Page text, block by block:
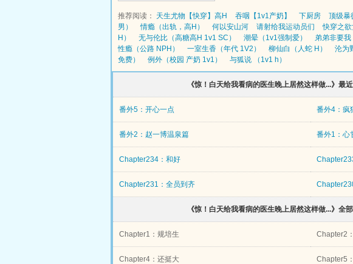
推荐阅读： 天生尤物【快穿】高H 吞咽【1v1产奶】 下厨房 顶级暴
男）
情瘾（出轨，高H） 何以安山河 请射给我运动员们 快穿之
H）
无与伦比（高糖高H 1v1 SC） 潮晕（1v1强制爱） 弟弟非要我
性瘾（公路 NPH）
一室生香（年代 1V2） 柳仙白（人蛇 H） 沦为
免费）
例外（校园 产奶 1v1） 与狐说 （1v1 h）
《惊！白天给我看病的医生晚上居然这样做...》最
番外5：开心一点 番外4：疯
番外2：赵一博温泉篇 番外1：心
Chapter234：和好
Chapter231：全员到齐
《惊！白天给我看病的医生晚上居然这样做...》全
Chapter1：规培生 Chapter2
Chapter4：还挺大 Chapter5